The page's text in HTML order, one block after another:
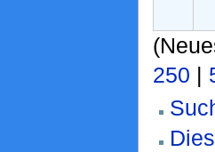
250 |